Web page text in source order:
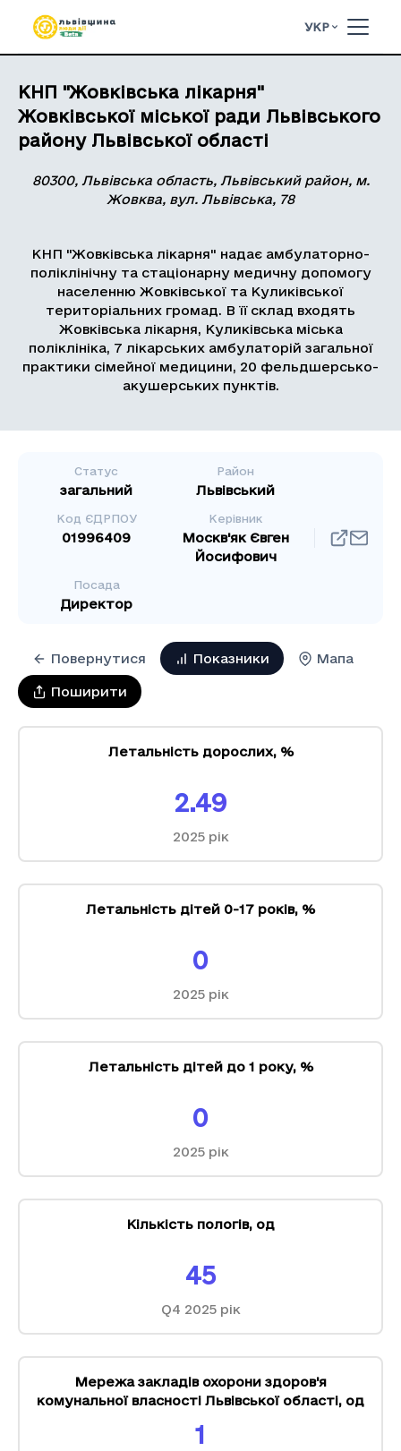
УКР
КНП "Жовківська лікарня"
Жовківської міської ради Львівського
району Львівської області
80300, Львівська область, Львівський район, м.
Жовква, вул. Львівська, 78
КНП "Жовківська лікарня" надає амбулаторно-
поліклінічну та стаціонарну медичну допомогу
населенню Жовківської та Куликівської
територіальних громад. В її склад входять
Жовківська лікарня, Куликівська міська
поліклініка, 7 лікарських амбулаторій загальної
практики сімейної медицини, 20 фельдшерсько-
акушерських пунктів.
Статус
загальний
Район
Львівський
Код ЄДРПОУ
01996409
Керівник
Москв'як Євген
Йосифович
Посада
Директор
Повернутися Показники Мапа
Поширити
Летальність дорослих, %
2.49
2025рік
Летальність дітей 0-17 років, %
0
2025рік
Летальність дітей до 1 року, %
0
2025рік
Кількість пологів, од
45
Q4 2025рік
Мережа закладів охорони здоров'я
комунальної власності Львівської області, од
1